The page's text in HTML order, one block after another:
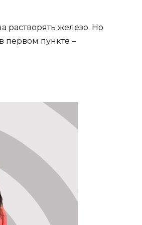
растворять железо. Но
первом пункте –